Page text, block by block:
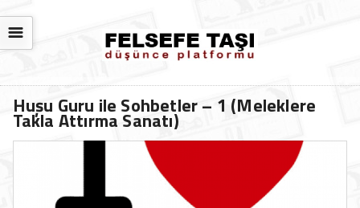
☰
Huşu Guru ile Sohbetler – 1 (Meleklere
Takla Attırma Sanatı)